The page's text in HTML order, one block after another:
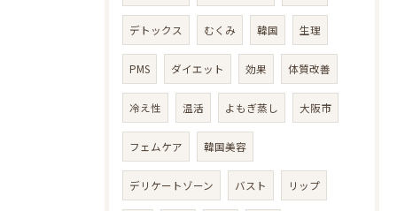
デトックス むくみ 韓国 生理
PMS ダイエット 効果 体質改善
冷え性 温活 よもぎ蒸し 大阪市
フェムケア 韓国美容
デリケートゾーン バスト リップ